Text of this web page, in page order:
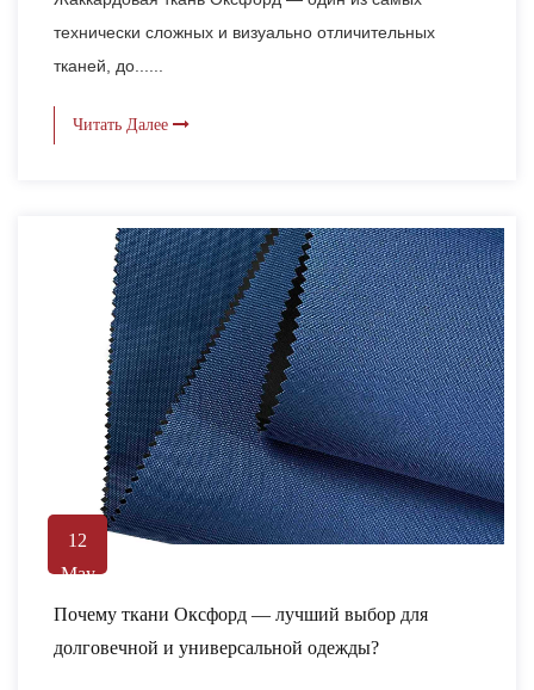
технически сложных и визуально отличительных
тканей, до......
Читать Далее
12
May
Почему ткани Оксфорд — лучший выбор для
долговечной и универсальной одежды?